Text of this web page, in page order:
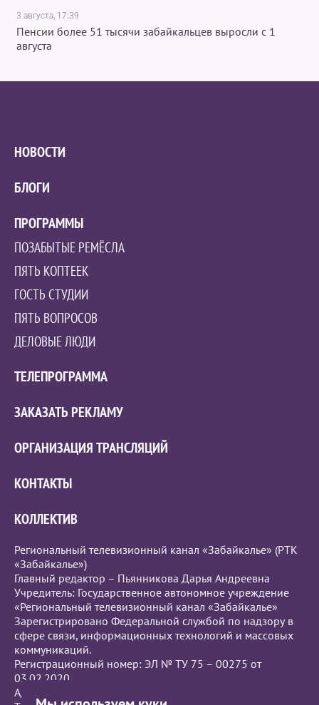
3 августа, 17:39
Пенсии более 51 тысячи забайкальцев выросли с 1
августа
НОВОСТИ
БЛОГИ
ПРОГРАММЫ
ПОЗАБЫТЫЕ РЕМЁСЛА
ПЯТЬ КОПТЕЕК
ГОСТЬ СТУДИИ
ПЯТЬ ВОПРОСОВ
ДЕЛОВЫЕ ЛЮДИ
ТЕЛЕПРОГРАММА
ЗАКАЗАТЬ РЕКЛАМУ
ОРГАНИЗАЦИЯ ТРАНСЛЯЦИЙ
КОНТАКТЫ
КОЛЛЕКТИВ
Региональный телевизионный канал «Забайкалье» (РТК
«Забайкалье»)
Главный редактор – Пьянникова Дарья Андреевна
Учредитель: Государственное автономное учреждение
«Региональный телевизионный канал «Забайкалье»
Зарегистрировано Федеральной службой по надзору в
сфере связи, информационных технологий и массовых
коммуникаций.
Регистрационный номер: ЭЛ № ТУ 75 – 00275 от
03.02.2020
Адрес редакции: г.Чита, ул. Бутина, 111.